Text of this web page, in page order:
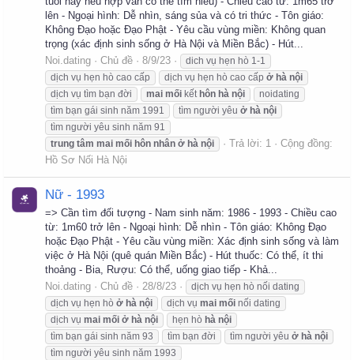
lên - Ngoại hình: Dễ nhìn, sáng sủa và có tri thức - Tôn giáo:
Không Đạo hoặc Đạo Phật - Yêu cầu vùng miền: Không quan
trọng (xác định sinh sống ở Hà Nội và Miền Bắc) - Hút...
Noi.dating
Chủ đề 8/9/23
dich vụ hẹn hò 1-1
dịch vụ hẹn hò cao cấp
dịch vụ hẹn hò cao cấp ở hà nội
dịch vụ tìm bạn đời
mai mối kết hôn hà nội
noidating
tìm bạn gái sinh năm 1991
tìm người yêu ở hà nội
tìm người yêu sinh năm 91
trung tâm mai mối hôn nhân ở hà nội Trả lời: 1
Cộng đồng:
Hồ Sơ Nối Hà Nội
Nữ - 1993
=> Cần tìm đối tượng - Nam sinh năm: 1986 - 1993 - Chiều cao
từ: 1m60 trở lên - Ngoại hình: Dễ nhìn - Tôn giáo: Không Đạo
hoặc Đạo Phật - Yêu cầu vùng miền: Xác định sinh sống và làm
việc ở Hà Nội (quê quán Miền Bắc) - Hút thuốc: Có thể, ít thi
thoảng - Bia, Rượu: Có thể, uống giao tiếp - Khả...
Noi.dating
Chủ đề 28/8/23
dịch vụ hẹn hò nối dating
dịch vụ hẹn hò ở hà nội dịch vụ mai mối nối dating
dịch vụ mai mối ở hà nội hẹn hò hà nội
tìm bạn gái sinh năm 93
tìm bạn đời tìm người yêu ở hà nội
tìm người yêu sinh năm 1993